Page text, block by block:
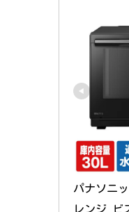
パナソニ
レンジ ビ